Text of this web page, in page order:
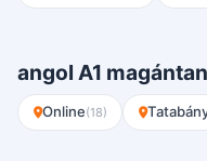
angol A1
Online(18)